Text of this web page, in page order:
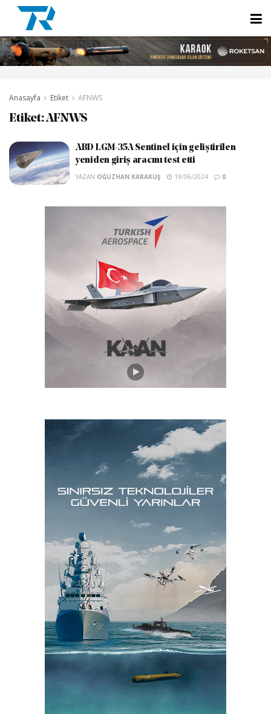
Anasayfa Etiket AFNWS
Etiket:AFNWS
ABD LGM-35A Sentinel için geliştirilen
yeniden giriş aracını test etti
YAZAN OĞUZHAN KARAKUŞ 19/06/2024 0